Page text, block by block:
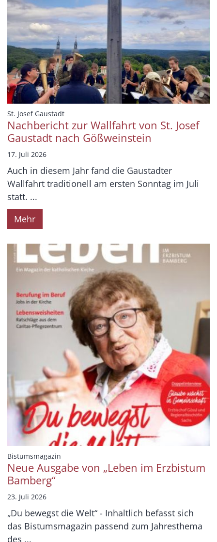
St. Josef Gaustadt:
Nachbericht zur Wallfahrt von St. Josef
Gaustadt nach Gößweinstein
17. Juli 2026
Auch in diesem Jahr fand die Gaustadter
Wallfahrt traditionell am ersten Sonntag im Juli
statt. ...
Mehr
Bistumsmagazin
Neue Ausgabe von „Leben im Erzbistum
Bamberg“
23. Juli 2026
„Du bewegst die Welt“ - Inhaltlich befasst sich
das Bistumsmagazin passend zum Jahresthema
des ...